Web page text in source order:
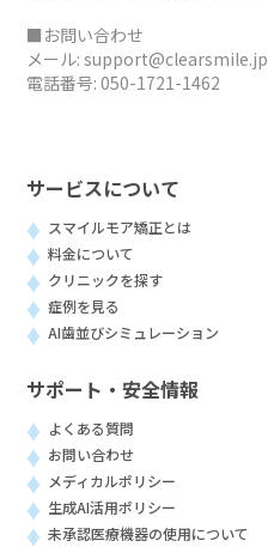
■お問い合わせ
メール: support@clearsmile.jp
電話番号: 050-1721-1462
サービスについて
スマイルモア矯正とは
料金について
クリニックを探す
症例を見る
AI歯並びシミュレーション
サポート・安全情報
よくある質問
お問い合わせ
メディカルポリシー
生成AI活用ポリシー
未承認医療機器の使用について